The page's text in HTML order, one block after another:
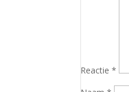
Reactie*